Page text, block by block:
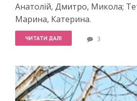
Анатолій, Дмитро, Микола;
Марина, Катерина.
ЧИТАТИ ДАЛІ 3